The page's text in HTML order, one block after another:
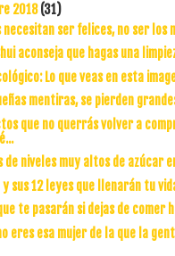
2018(31)
necesitan ser felices, no ser los
aconseja que hagas una
Lo que veas en esta
mentiras, se pierden
que no querrás volver a
de niveles muy altos de azúcar
y sus 12 leyes que llenarán tu
te pasarán si dejas de comer
eres esa mujer de la que la